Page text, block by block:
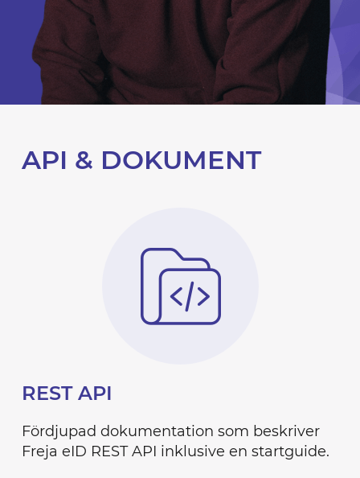
API & DOKUMENT
REST API
Fördjupad dokumentation som beskriver
Freja eID REST API inklusive en startguide.